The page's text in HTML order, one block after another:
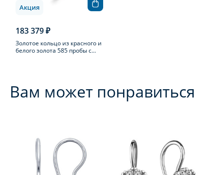
183 379 ₽
Золотое кольцо из красного и
белого золота 585 пробы с
Акция
Вам может понравиться